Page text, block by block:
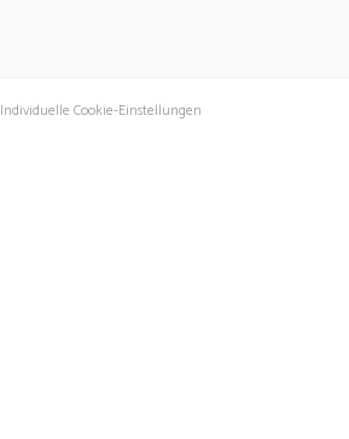
Individuelle Cookie-Einstellungen